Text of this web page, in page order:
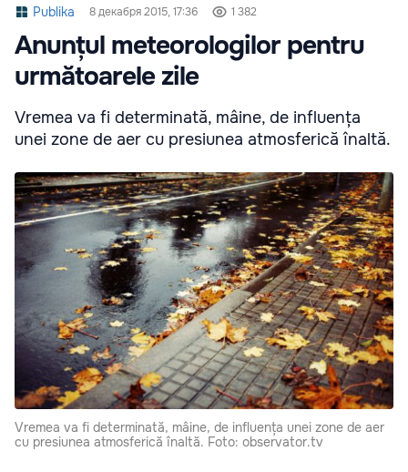
Publika 8 декабря 2015, 17:36 1 382
Anunțul meteorologilor pentru
următoarele zile
Vremea va fi determinată, mâine, de influența
unei zone de aer cu presiunea atmosferică înaltă.
Vremea va fi determinată, mâine, de influența unei zone de aer
cu presiunea atmosferică înaltă. Foto: observator.tv